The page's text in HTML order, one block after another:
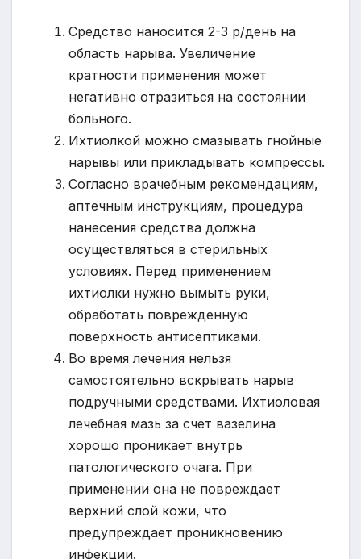
Средство наносится 2-3 р/день на
область нарыва. Увеличение
кратности применения может
негативно отразиться на состоянии
больного.
Ихтиолкой можно смазывать гнойные
нарывы или прикладывать компрессы.
Согласно врачебным рекомендациям,
аптечным инструкциям, процедура
нанесения средства должна
осуществляться в стерильных
условиях. Перед применением
ихтиолки нужно вымыть руки,
обработать поврежденную
поверхность антисептиками.
Во время лечения нельзя
самостоятельно вскрывать нарыв
подручными средствами. Ихтиоловая
лечебная мазь за счет вазелина
хорошо проникает внутрь
патологического очага. При
применении она не повреждает
верхний слой кожи, что
предупреждает проникновению
инфекции.